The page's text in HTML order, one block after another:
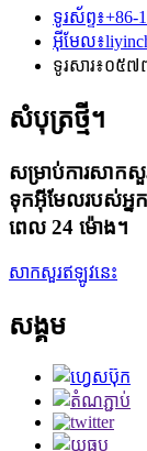
ទូរស័ព្ទ៖+86-
អ៊ីមែល៖
ទូរសារ៖០៥៧
សំបុត្រថ្មី។
សម្រាប់ការសាក
ទុកអ៊ីមែលរបស់អ្ន
ពេល 24 ម៉ោង។
សាកសួរឥឡូវនេះ
សង្គម